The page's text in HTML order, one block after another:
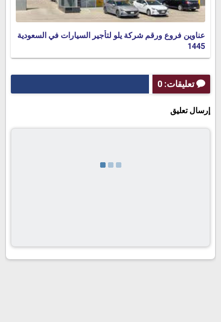
عناوين فروع ورقم شركة يلو لتأجير السيارات في السعودية
1445
تعليقات: 0
إرسال تعليق